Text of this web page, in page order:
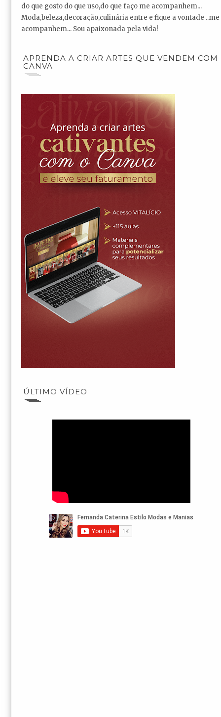
do que gosto do que uso,do que faço me acompanhem...
Moda,beleza,decoração,culinária entre e fique a vontade ..me
acompanhem... Sou apaixonada pela vida!
APRENDA A CRIAR ARTES QUE VENDEM COM
CANVA
ÚLTIMO VÍDEO